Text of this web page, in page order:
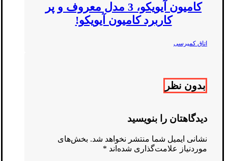
کامیون آیویکو، 3 مدل معروف و پر
کاربرد کامیون آیویکو!
اتاق کمپرسی
بدون نظر
دیدگاهتان را بنویسید
نشانی ایمیل شما منتشر نخواهد شد. بخش‌های
موردنیاز علامت‌گذاری شده‌اند *